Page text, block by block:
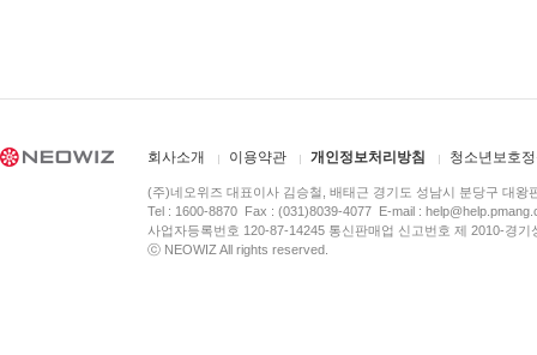
회사소개 이용약관 개인정보처리방침 청소년보호
(주)네오위즈 대표이사 김승철, 배태근 경기도 성남시 분당구 대왕
Tel : 1600-8870 Fax : (031)8039-4077 E-mail :
사업자등록번호 120-87-14245 통신판매업 신고번호 제 2010-경
ⓒ NEOWIZ All rights reserved.